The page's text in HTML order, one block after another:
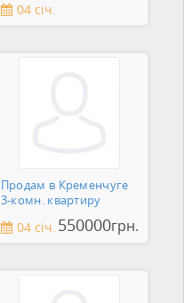
04 січ.
Продам в Кременчуге
3-комн. квартиру
04 січ. 550000грн.